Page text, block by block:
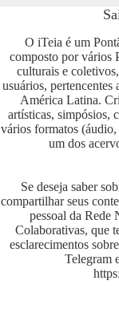
O iTeia é um
composto por vários
culturais e
usuários,
América Latina.
artísticas, simpósios,
vários formatos
um dos
Se deseja saber
compartilhar seus
pessoal da Rede
Colaborativas, que
esclarecimentos
Telegram